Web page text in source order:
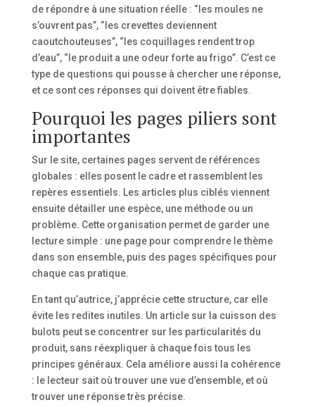
de répondre à une situation réelle : “les moules ne
s’ouvrent pas”, “les crevettes deviennent
caoutchouteuses”, “les coquillages rendent trop
d’eau”, “le produit a une odeur forte au frigo”. C’est ce
type de questions qui pousse à chercher une réponse,
et ce sont ces réponses qui doivent être fiables.
Pourquoi les pages piliers sont
importantes
Sur le site, certaines pages servent de références
globales : elles posent le cadre et rassemblent les
repères essentiels. Les articles plus ciblés viennent
ensuite détailler une espèce, une méthode ou un
problème. Cette organisation permet de garder une
lecture simple : une page pour comprendre le thème
dans son ensemble, puis des pages spécifiques pour
chaque cas pratique.
En tant qu’autrice, j’apprécie cette structure, car elle
évite les redites inutiles. Un article sur la cuisson des
bulots peut se concentrer sur les particularités du
produit, sans réexpliquer à chaque fois tous les
principes généraux. Cela améliore aussi la cohérence
: le lecteur sait où trouver une vue d’ensemble, et où
trouver une réponse très précise.